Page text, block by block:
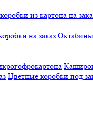
из картона на
на заказ Октабины
Цветные коробки под